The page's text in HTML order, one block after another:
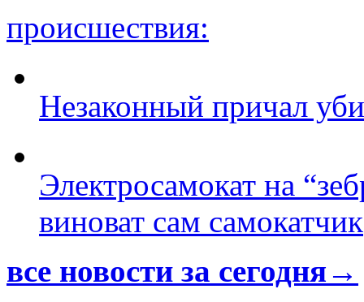
происшествия:
Незаконный причал
Электросамокат на
виноват сам самокатчик
все новости за сегодня→